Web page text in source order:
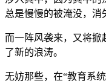
涉入其中，因为其中的
总是慢慢的被淹没，消
而一阵风袭来，又将
了新的浪涛。